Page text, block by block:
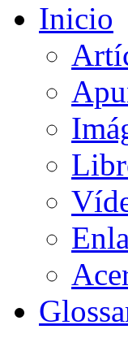
Inicio